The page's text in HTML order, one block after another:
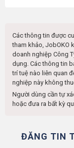
Các thông tin được
tham khảo, JobOKO
doanh nghiệp Công
dụng. Các thông tin
trí tuệ nào liên quan
nghiệp này không
Người dùng cần tự
hoặc đưa ra bất kỳ
ĐĂNG TIN